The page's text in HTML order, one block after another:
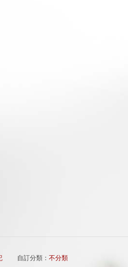
自訂分類： 不分類